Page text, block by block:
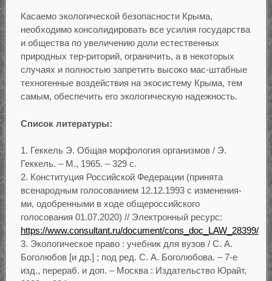
Касаемо экологической безопасности Крыма,
необходимо консолидировать все усилия государства
и общества по увеличению доли естественных
природных тер-риторий, ограничить, а в некоторых
случаях и полностью запретить высоко мас-штабные
техногенные воздействия на экосистему Крыма, тем
самым, обеспечить его экологическую надежность.
Список литературы:
Геккель Э. Общая морфология организмов / Э.
Геккель. – М., 1965. – 329 с.
Конституция Российской Федерации (принята
всенародным голосованием 12.12.1993 с изменения-
ми, одобренными в ходе общероссийского
голосования 01.07.2020) // Электронный ресурс:
https://www.consultant.ru/document/cons_doc_LAW_28399/
Экологическое право : учебник для вузов / С. А.
Боголюбов [и др.] ; под ред. С. А. Боголюбова. – 7-е
изд., перераб. и доп. – Москва : Издательство Юрайт,